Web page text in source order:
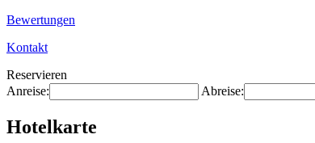
Bewertungen
Kontakt
Reservieren
Anreise:
Abreise:
Hotelkarte